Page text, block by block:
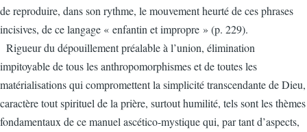
de reproduire, dans son rythme, le mouvement heurté de ces phrases
incisives, de ce langage « enfantin et impropre » (p. 229).
Rigueur du dépouillement préalable à l’union, élimination
impitoyable de tous les anthropomorphismes et de toutes les
matérialisations qui compromettent la simplicité transcendante de Dieu,
caractère tout spirituel de la prière, surtout humilité, tels sont les thèmes
fondamentaux de ce manuel ascético-mystique qui, par tant d’aspects,